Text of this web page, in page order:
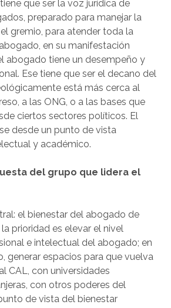
que ser la voz jurídica de
preparado para manejar la
gremio, para atender toda la
en su manifestación
abogado tiene un desempeño y
Ese tiene que ser el decano del
está más cerca al
a las ONG, o a las bases que
ciertos sectores políticos. El
desde un punto de vista
y académico.
del grupo que lidera el
el bienestar del abogado de
prioridad es elevar el nivel
e intelectual del abogado; en
generar espacios para que vuelva
CAL, con universidades
con otros poderes del
de vista del bienestar